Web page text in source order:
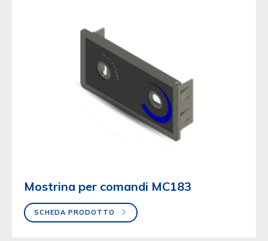
Mostrina per comandi MC183
SCHEDA PRODOTTO